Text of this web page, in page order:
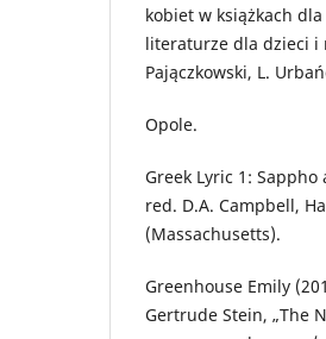
kobiet w książkach
literaturze dla dzieci i
Pajączkowski, L.
Opole.
Greek Lyric 1:
red. D.A. Campbell,
(Massachusetts).
Greenhouse Emily
Gertrude Stein, „The